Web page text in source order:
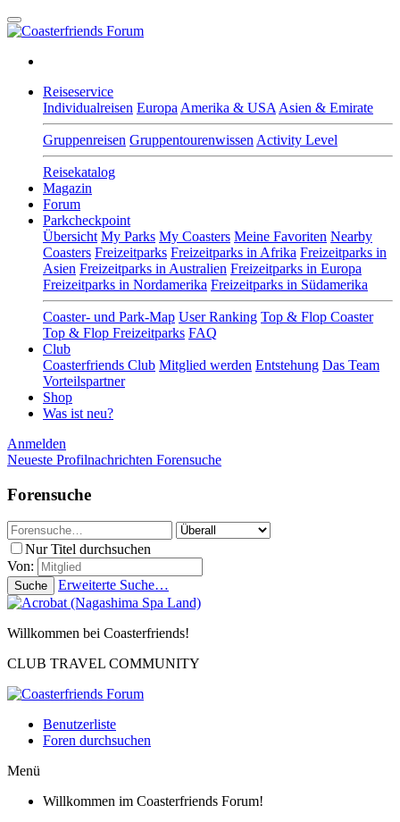
Reiseservice
Individualreisen Europa Amerika & USA Asien & Emirate
Gruppenreisen Gruppentourenwissen Activity Level
Reisekatalog
Magazin
Forum
Parkcheckpoint
Übersicht My Parks My Coasters Meine Favoriten Nearby
Coasters Freizeitparks Freizeitparks in Afrika Freizeitparks in
Asien Freizeitparks in Australien Freizeitparks in Europa
Freizeitparks in Nordamerika Freizeitparks in Südamerika
Coaster- und Park-Map User Ranking Top & Flop Coaster
Top & Flop Freizeitparks FAQ
Club
Coasterfriends Club Mitglied werden Entstehung Das Team
Vorteilspartner
Shop
Was ist neu?
Anmelden
Neueste Profilnachrichten Forensuche
Forensuche
Nur Titel durchsuchen
Von:
Suche Erweiterte Suche…
Willkommen bei Coasterfriends!
CLUB TRAVEL COMMUNITY
Benutzerliste
Foren durchsuchen
Menü
Willkommen im Coasterfriends Forum!